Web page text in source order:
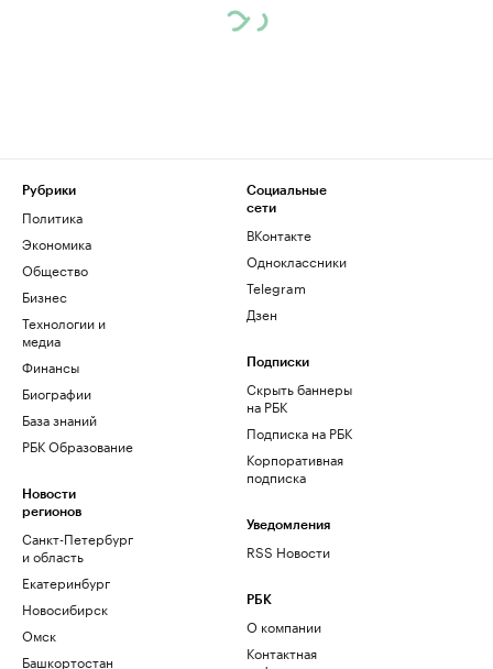
Рубрики
Политика
Экономика
Общество
Бизнес
Технологии и
медиа
Финансы
Биографии
База знаний
РБК Образование
Новости
регионов
Санкт-Петербург
и область
Екатеринбург
Новосибирск
Омск
Башкортостан
Социальные
сети
ВКонтакте
Одноклассники
Telegram
Дзен
Подписки
Скрыть баннеры
на РБК
Подписка на РБК
Корпоративная
подписка
Уведомления
RSS Новости
РБК
О компании
Контактная